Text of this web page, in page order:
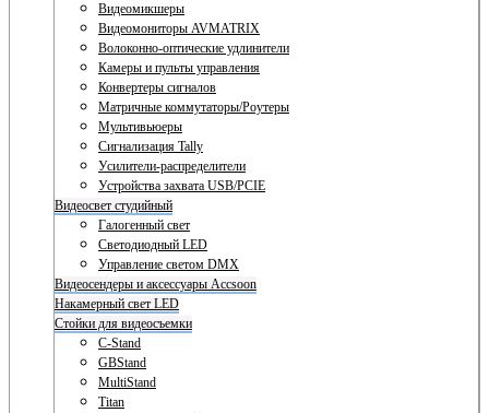
Видеомикшеры
Видеомониторы AVMATRIX
Волоконно-оптические удлинители
Камеры и пульты управления
Конвертеры сигналов
Матричные коммутаторы/Роутеры
Мультивьюеры
Сигнализация Tally
Усилители-распределители
Устройства захвата USB/PCIE
Видеосвет студийный
Галогенный свет
Светодиодный LED
Управление светом DMX
Видеосендеры и аксессуары Accsoon
Накамерный свет LED
Стойки для видеосъемки
C-Stand
GBStand
MultiStand
Titan